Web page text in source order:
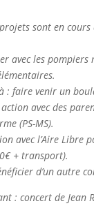
sont en
avec les pompiers
: faire venir un
avec des
(PS-MS).
avec l’Aire Libre
+ transport).
d’un autre
: concert de Jean